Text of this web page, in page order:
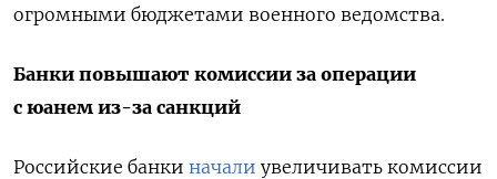
огромными бюджетами военного ведомства.
Банки повышают комиссии за операции
с юанем из-за санкций
Российские банки начали увеличивать комиссии